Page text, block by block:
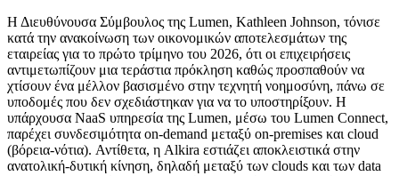
Η Διευθύνουσα Σύμβουλος της Lumen, Kathleen Johnson, τόνισε
κατά την ανακοίνωση των οικονομικών αποτελεσμάτων της
εταιρείας για το πρώτο τρίμηνο του 2026, ότι οι επιχειρήσεις
αντιμετωπίζουν μια τεράστια πρόκληση καθώς προσπαθούν να
χτίσουν ένα μέλλον βασισμένο στην τεχνητή νοημοσύνη, πάνω σε
υποδομές που δεν σχεδιάστηκαν για να το υποστηρίξουν. Η
υπάρχουσα NaaS υπηρεσία της Lumen, μέσω του Lumen Connect,
παρέχει συνδεσιμότητα on-demand μεταξύ on-premises και cloud
(βόρεια-νότια). Αντίθετα, η Alkira εστιάζει αποκλειστικά στην
ανατολική-δυτική κίνηση, δηλαδή μεταξύ των clouds και των data